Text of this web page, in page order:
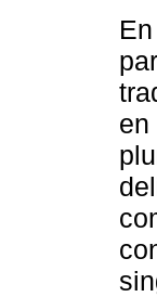
en